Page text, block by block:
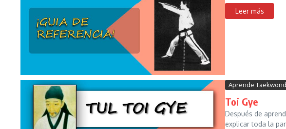
Aprende
Toi Gye
Después de
explicar toda la